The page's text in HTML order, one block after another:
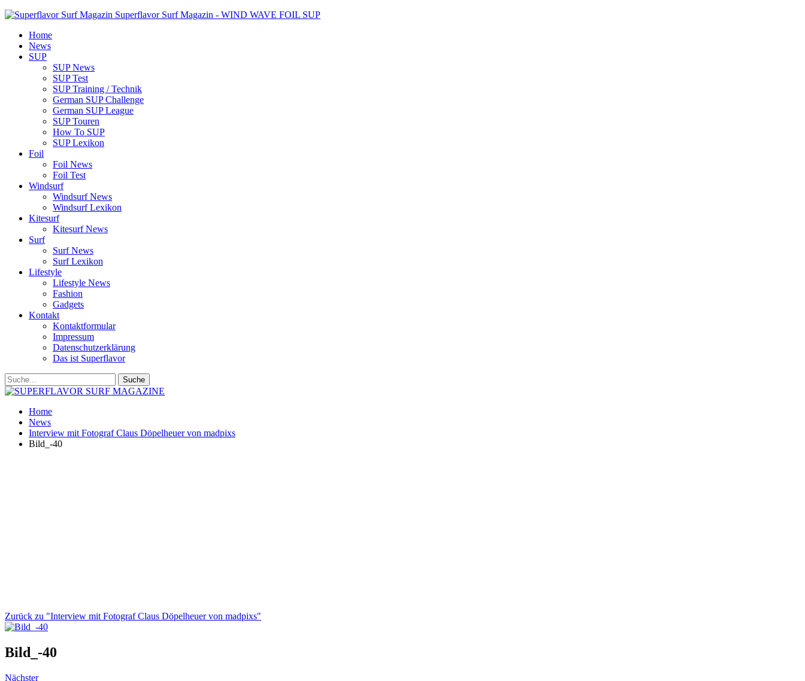
Superflavor Surf Magazin - WIND WAVE FOIL SUP
Home
News
SUP
SUP News
SUP Test
SUP Training / Technik
German SUP Challenge
German SUP League
SUP Touren
How To SUP
SUP Lexikon
Foil
Foil News
Foil Test
Windsurf
Windsurf News
Windsurf Lexikon
Kitesurf
Kitesurf News
Surf
Surf News
Surf Lexikon
Lifestyle
Lifestyle News
Fashion
Gadgets
Kontakt
Kontaktformular
Impressum
Datenschutzerklärung
Das ist Superflavor
Home
News
Interview mit Fotograf Claus Döpelheuer von madpixs
Bild_-40
Zurück zu "Interview mit Fotograf Claus Döpelheuer von madpixs"
Bild_-40
Nächster